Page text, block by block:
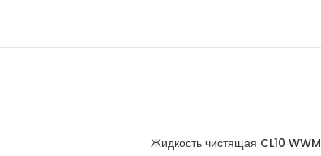
Жидкость чистящая CL10 WWM